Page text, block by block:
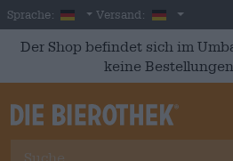
Skip to main content
Sprache: German
Versand:
Der Shop befindet sich im
keine